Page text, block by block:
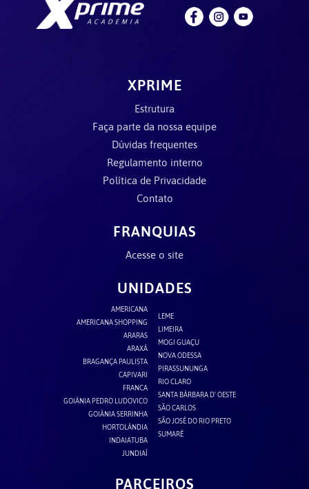
XPRIME
Estrutura
Faça parte da nossa equipe
Dúvidas frequentes
Regulamento interno
Política de Privacidade
Contato
FRANQUIAS
Acesse o site
UNIDADES
AMERICANA
AMERICANA SHOPPING
ARARAS
ARAXÁ
BRAGANÇA PAULISTA
CAPIVARI
FRANCA
GOIÂNIA PEDRO LUDOVICO
GOIÂNIA SERRINHA
HORTOLÂNDIA
INDAIATUBA
JUNDIAÍ
LEME
LIMEIRA
MOGI GUAÇU
NOVA ODESSA
PIRASSUNUNGA
RIO CLARO
SANTA BÁRBARA D' OESTE
SÃO CARLOS
SÃO JOSÉ DO RIO PRETO
SUMARÉ
PARCEIROS